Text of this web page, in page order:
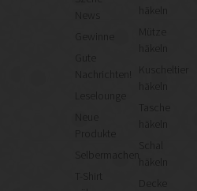
News
Gute
Nachrichten!
Leselounge
Neue
Produkte
Selbermachen
T-Shirt
häkeln
Mütze
häkeln
Kuscheltier
Tasche
häkeln